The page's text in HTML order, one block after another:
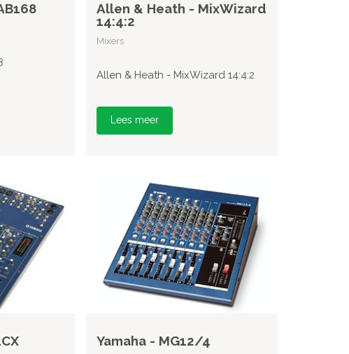
Allen & Heath - MixWizard
14:4:2
Mixers
Allen & Heath - MixWizard 14:4:2
Lees meer
Yamaha - MG12/4